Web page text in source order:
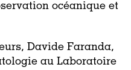
océanique et
Davide Faranda,
au Laboratoire